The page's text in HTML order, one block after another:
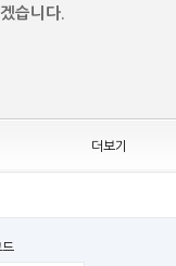
습니다.
정
더보기
드